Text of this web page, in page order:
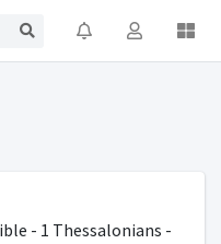
- 1 Thessalonians -